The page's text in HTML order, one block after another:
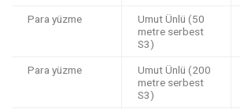
Para yüzme
Umut Ünlü (50
metre serbest
S3)
Para yüzme
Umut Ünlü (200
metre serbest
S3)